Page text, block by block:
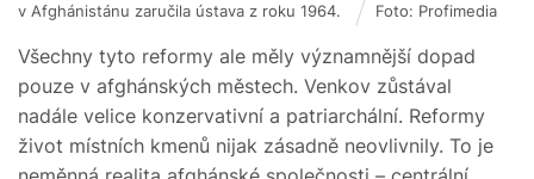
v Afghánistánu zaručila ústava z roku 1964.
Foto: Profimedia
Všechny tyto reformy ale měly významnější dopad
pouze v afghánských městech. Venkov zůstával
nadále velice konzervativní a patriarchální. Reformy
život místních kmenů nijak zásadně neovlivnily. To je